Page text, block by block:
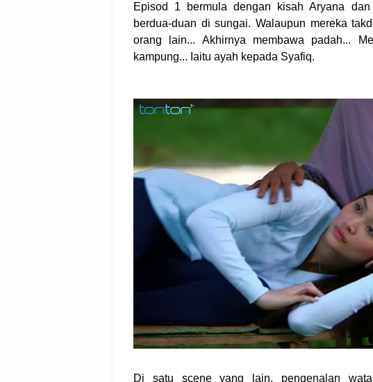
Episod 1 bermula dengan kisah Aryana
berdua-duan di sungai. Walaupun mereka
orang lain... Akhirnya membawa padah...
kampung... Iaitu ayah kepada Syafiq.
Di satu scene yang lain, pengenalan